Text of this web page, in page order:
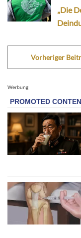
„Die
Vorheriger
Werbung